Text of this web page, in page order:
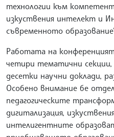
технологии към
изкуствения интелект и
съвременното
Работата на
четири тематични
десетки научни доклади,
Особено внимание бе
педагогическите
дигитализация,
интелигентните